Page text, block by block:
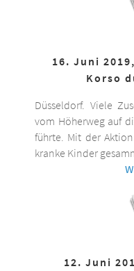
16. Juni
Korso
Düsseldorf. Viele
vom Höherweg auf
führte. Mit der
kranke Kinder
12. Juni